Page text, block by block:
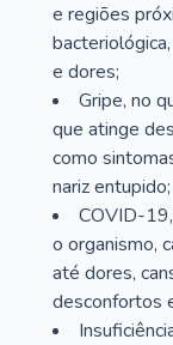
e regiões
e dores;
Gripe, no
que atinge
como
nariz entupido;
COVID-
o organismo,
até dores,
desconfortos